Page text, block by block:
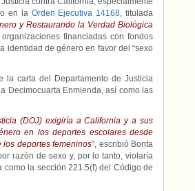
en la Orden Ejecutiva 14168, titulada
y Restaurando la Verdad Biológica
financiadas con fondos
identidad de género en favor del “sexo
la carta del Departamento de Justicia
Decimocuarta Enmienda, así como las
(DOJ) exigiría a California y a sus
en los deportes escolares desde
deportes femeninos”, escribió Bonta
razón de sexo y, por lo tanto, violaría
la sección 221.5(f) del Código de